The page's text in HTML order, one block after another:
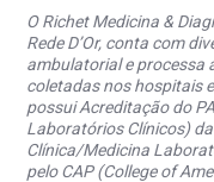
O Richet Medicina &
Rede D’Or, conta com
ambulatorial e processa
coletadas nos hospitais
possui Acreditação do
Laboratórios Clínicos)
Clínica/Medicina
pelo CAP (College of